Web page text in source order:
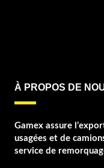
À PROPOS DE
Gamex assure
usagées et de
service de